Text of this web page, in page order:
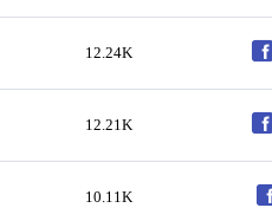
12.24K
12.21K
10.11K